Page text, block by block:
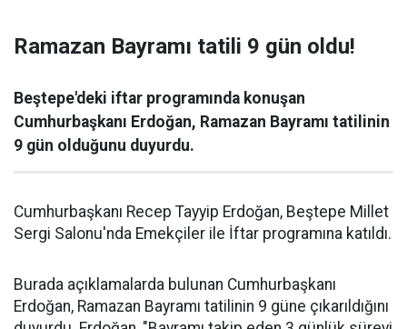
Ramazan Bayramı tatili 9 gün oldu!
Beştepe'deki iftar programında konuşan
Cumhurbaşkanı Erdoğan, Ramazan Bayramı tatilinin
9 gün olduğunu duyurdu.
Cumhurbaşkanı Recep Tayyip Erdoğan, Beştepe Millet
Sergi Salonu'nda Emekçiler ile İftar programına katıldı.
Burada açıklamalarda bulunan Cumhurbaşkanı
Erdoğan, Ramazan Bayramı tatilinin 9 güne çıkarıldığını